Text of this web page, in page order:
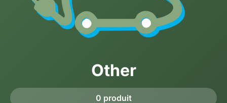
Other
0 produit